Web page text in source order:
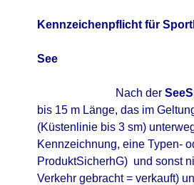
Kennzeichenpflicht für
See
Nach der
bis 15 m Länge, das im
(Küstenlinie bis 3 sm)
Kennzeichnung, eine Typen-
ProduktSicherhG) und sonst
Verkehr gebracht = verkauft)